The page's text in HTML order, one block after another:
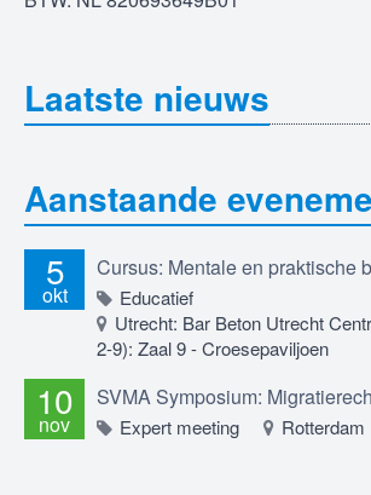
Laatste nieuws
Aanstaande
5
okt
Educatief
Utrecht: Bar Beton Utrecht
2-9): Zaal 9 - Croesepaviljoen
10
nov
SVMA Symposium:
Expert meeting Rotterdam